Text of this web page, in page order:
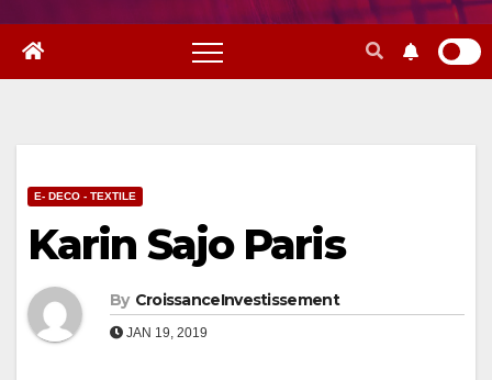
E- DECO - TEXTILE
Karin Sajo Paris
By CroissanceInvestissement
JAN 19, 2019